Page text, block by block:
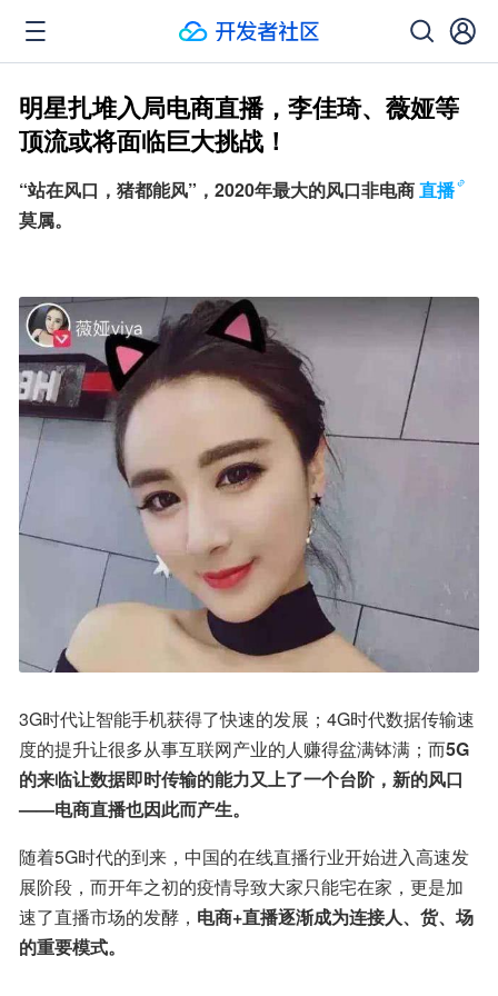
明星扎堆入局电商直播，李佳琦、薇娅等
顶流或将面临巨大挑战！
“站在风口，猪都能风”，2020年最大的风口非电商直播
莫属。
3G时代让智能手机获得了快速的发展；4G时代数据传输速
度的提升让很多从事互联网产业的人赚得盆满钵满；而5G
的来临让数据即时传输的能力又上了一个台阶，新的风口
——电商直播也因此而产生。
随着5G时代的到来，中国的在线直播行业开始进入高速发
展阶段，而开年之初的疫情导致大家只能宅在家，更是加
速了直播市场的发酵， 电商+直播逐渐成为连接人、货、场
的重要模式。